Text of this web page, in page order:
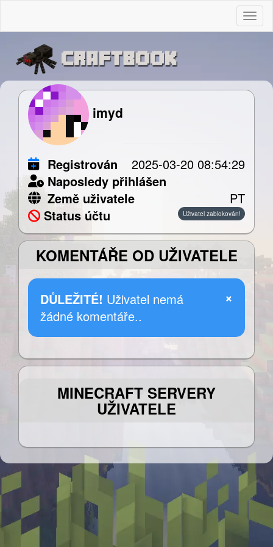
imyd
Registrován
2025-03-20 08:54:29
Naposledy přihlášen
Země uživatele
PT
Status účtu
Uživatel zablokován!
KOMENTÁŘE OD UŽIVATELE
×
DŮLEŽITÉ! Uživatel nemá
žádné komentáře..
MINECRAFT SERVERY
UŽIVATELE